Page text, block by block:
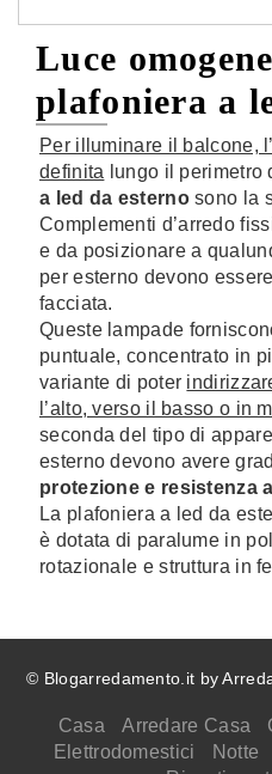
Luce
plafoniera a
Per illuminare il balcone,
definita lungo il perimetro
a led da esternosono la
Complementi d’arredo
e da posizionare a
per esterno devono
facciata.
Queste lampade
puntuale, concentrato in
variante di poter
l’alto, verso il basso o in
seconda del tipo di
esterno devono avere
protezione e resistenza
La plafoniera a led da
è dotata di paralume in
rotazionale e struttura in
© Blogarredamento.it by
Casa Arredare Casa
Elettrodomestici
Notte